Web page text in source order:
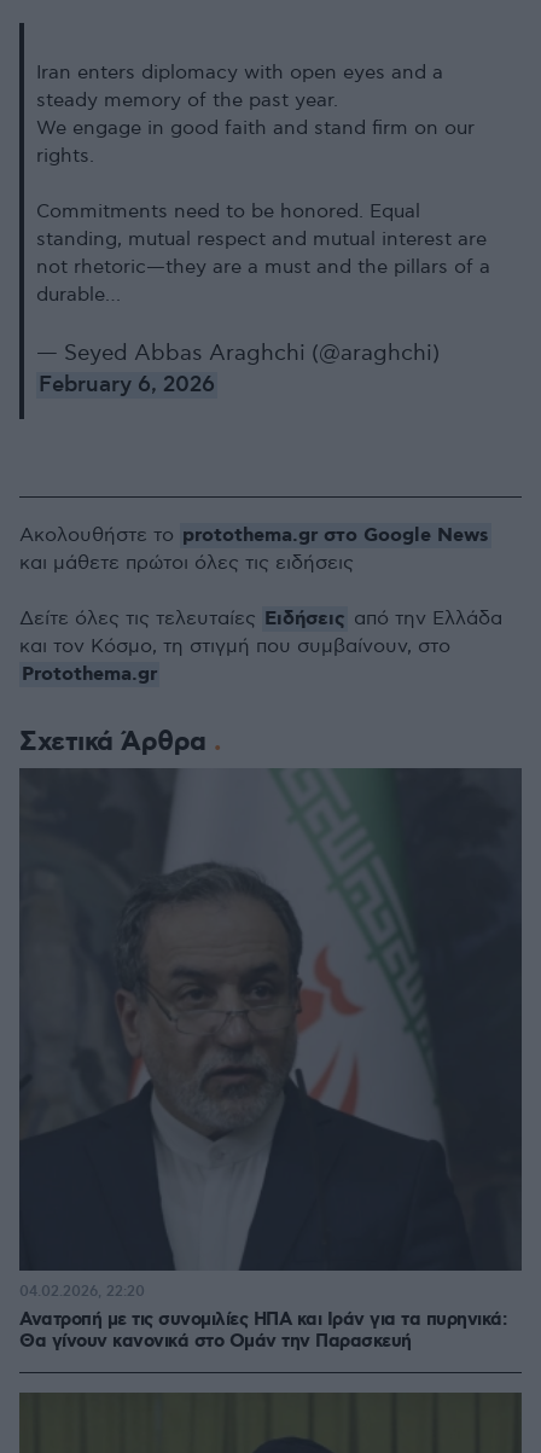
Iran enters diplomacy with open eyes and a
steady memory of the past year.
We engage in good faith and stand firm on our
rights.
Commitments need to be honored. Equal
standing, mutual respect and mutual interest are
not rhetoric—they are a must and the pillars of a
durable…
— Seyed Abbas Araghchi (@araghchi)
February 6, 2026
Σχετικά Άρθρα
Ανατροπή με τις συνομιλίες ΗΠΑ και Ιράν για τα πυρηνικά:
Θα γίνουν κανονικά στο Ομάν την Παρασκευή
04.02.2026, 22:20
Ακολουθήστε το protothema.gr στο Google News
και μάθετε πρώτοι όλες τις ειδήσεις
Δείτε όλες τις τελευταίες Ειδήσεις από την Ελλάδα
και τον Κόσμο, τη στιγμή που συμβαίνουν, στο
Protothema.gr